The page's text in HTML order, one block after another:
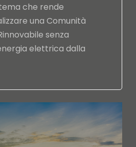
che rende
una Comunità
senza
elettrica dalla